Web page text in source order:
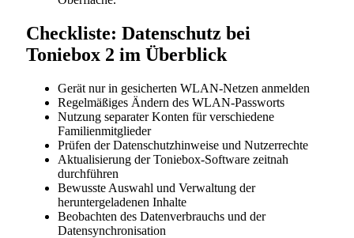
Checkliste: Datenschutz bei
Toniebox 2 im Überblick
Gerät nur in gesicherten WLAN-Netzen anmelden
Regelmäßiges Ändern des WLAN-Passworts
Nutzung separater Konten für verschiedene
Familienmitglieder
Prüfen der Datenschutzhinweise und Nutzerrechte
Aktualisierung der Toniebox-Software zeitnah
durchführen
Bewusste Auswahl und Verwaltung der
heruntergeladenen Inhalte
Beobachten des Datenverbrauchs und der
Datensynchronisation